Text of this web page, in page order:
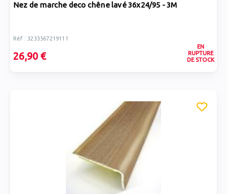
Nez de marche deco chêne lavé 36x24/95 - 3M
Réf : 3233567219111
26,90 €
EN
RUPTURE
DE STOCK